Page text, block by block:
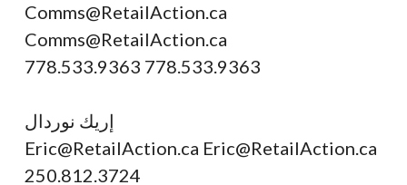
Comms@RetailAction.ca
Comms@RetailAction.ca
778.533.9363 778.533.9363
إريك نوردال
Eric@RetailAction.ca Eric@RetailAction.ca
250.812.3724